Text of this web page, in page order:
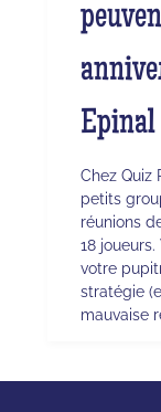
Chez Quiz
petits
réunions
18
votre
stratégie
mauvaise